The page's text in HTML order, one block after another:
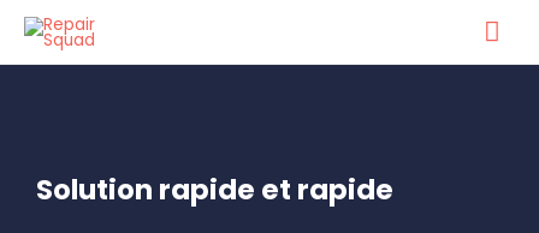
Solution rapide et rapide